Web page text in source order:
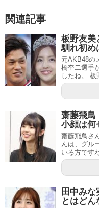
関連記事
板野友美
馴れ初め
元AKB48の
橋奎二選手
したね。
齋藤飛鳥
小顔は何
齋藤飛鳥さ
んは、グル
いる方です
田中みな
とはどん